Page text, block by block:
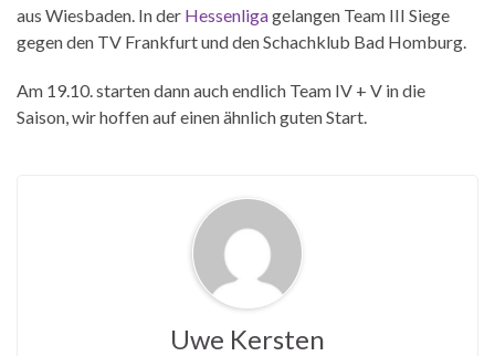
aus Wiesbaden. In der Hessenligagelangen Team III Siege
gegen den TV Frankfurt und den Schachklub Bad Homburg.
Am 19.10. starten dann auch endlich Team IV + V in die
Saison, wir hoffen auf einen ähnlich guten Start.
Uwe Kersten